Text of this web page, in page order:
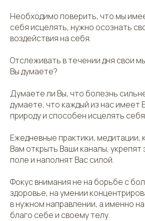
Необходимо поверить, что мы
себя исцелять, нужно осознать
воздействия на себя.
Отслеживать в течении дня свои
Вы думаете?
Думаете ли Вы, что болезнь
думаете, что каждый из нас имеет
природу и способен исцелять
Ежедневные практики, медитации,
Вам открыть Ваши каналы,
поле и наполнят Вас силой.
Фокус внимания не на борьбе с
здоровье, на умении
в нужном направлении, а именно
благо себе и своему телу.